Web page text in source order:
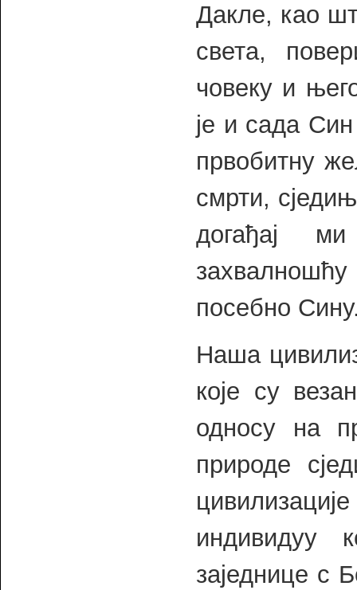
Дакле, као
света,
човеку и
је и сада
првобитну
смрти,
догађај
посебно
Наша
које су
односу на
природе
индивидуу
заједнице с